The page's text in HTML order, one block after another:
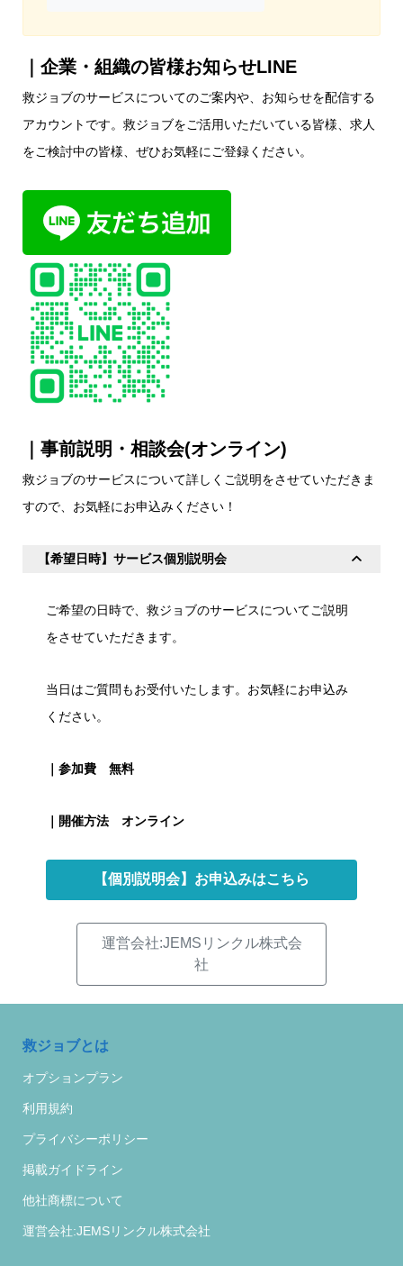
｜企業・組織の皆様お知らせLINE
救ジョブのサービスについてのご案内や、お知らせを配信する
アカウントです。救ジョブをご活用いただいている皆様、求人
をご検討中の皆様、ぜひお気軽にご登録ください。
｜事前説明・相談会(オンライン)
救ジョブのサービスについて詳しくご説明をさせていただきま
すので、お気軽にお申込みください！
【希望日時】サービス個別説明会
ご希望の日時で、救ジョブのサービスについてご説明
をさせていただきます。
当日はご質問もお受付いたします。お気軽にお申込み
ください。
｜参加費 無料
｜開催方法 オンライン
【個別説明会】お申込みはこちら
運営会社:JEMSリンクル株式会
社
救ジョブとは
オプションプラン
利用規約
プライバシーポリシー
掲載ガイドライン
他社商標について
運営会社:JEMSリンクル株式会社